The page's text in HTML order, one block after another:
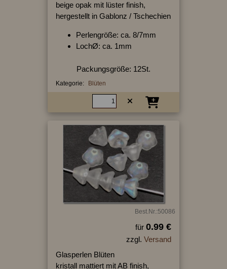
beige opak mit lüster finish,
hergestellt in Gablonz / Tschechien
Perlengröße: ca. 8/7mm
LochØ: ca. 1mm
Packungsgröße: 12St.
Kategorie: Blüten
Best.Nr.:50086
für 0.99 €
zzgl. Versand
Glasperlen Blüten
kristall mattiert mit AB finish,